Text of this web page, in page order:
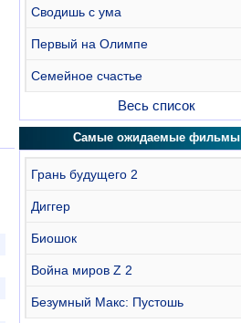
Сводишь с ума
Первый на Олимпе
Семейное счастье
Весь список
Самые ожидаемые фильмы
Грань будущего 2
Диггер
Биошок
Война миров Z 2
Безумный Макс: Пустошь